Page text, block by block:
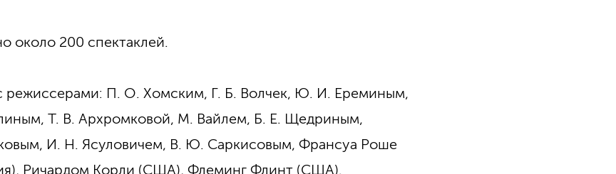
около 200 спектаклей.
режиссерами: П. О. Хомским, Г. Б. Волчек, Ю. И. Ереминым,
Т. В. Архромковой, М. Вайлем, Б. Е. Щедриным,
И. Н. Ясуловичем, В. Ю. Саркисовым, Франсуа Роше
Ричардом Корли (США), Флеминг Флинт (США).